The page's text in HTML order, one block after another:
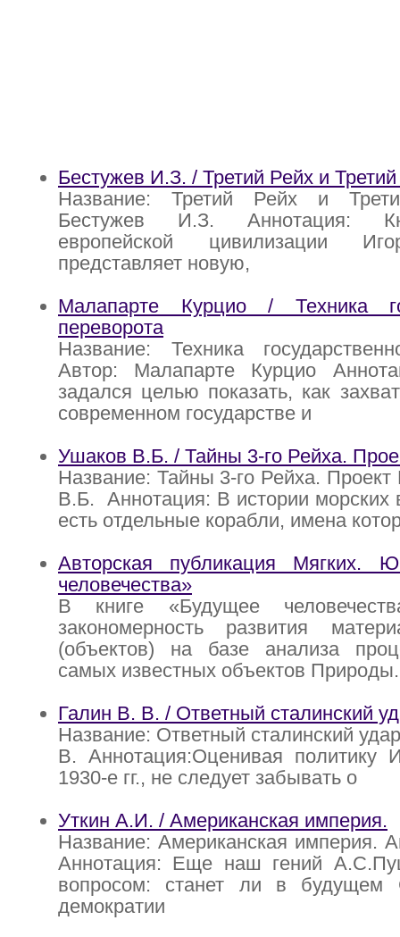
Бестужев И.З. / Третий Рейх и
Название: Третий Рейх и
Бестужев И.З. Аннотация:
европейской цивилизации
представляет новую,
Малапарте Курцио / Техника
переворота
Название: Техника
Автор: Малапарте Курцио
задался целью показать, как
современном государстве и
Ушаков В.Б. / Тайны 3-го Рейха.
Название: Тайны 3-го Рейха.
В.Б. Аннотация: В истории морских
есть отдельные корабли, имена
Авторская публикация Мягких.
человечества»
В книге «Будущее
закономерность развития
(объектов) на базе анализа
самых известных объектов Природы.
Галин В. В. / Ответный сталинский
Название: Ответный сталинский
В. Аннотация:Оценивая
1930-е гг., не следует забывать о
Уткин А.И. / Американская империя.
Название: Американская империя.
Аннотация: Еще наш гений
вопросом: станет ли в
демократии